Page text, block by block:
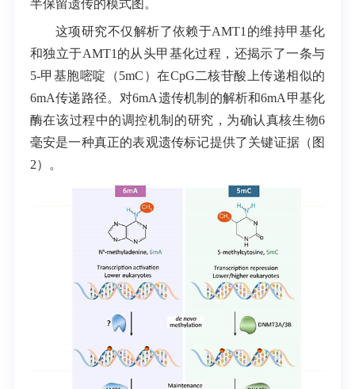
半保留遗传的模式图。
这项研究不仅解析了依赖于AMT1 的维持甲基化
和独立于AMT1 的从头甲基化过程，还揭示了一条与
5-甲基胞嘧啶（5mC ）在CpG二核苷酸上传递相似的
6mA传递路径。对6mA遗传机制的解析和6mA 甲基化
酶在该过程中的调控机制的研究，为确认真核生物6
毫安是一种真正的表观遗传标记提供了关键证据（图
2）。